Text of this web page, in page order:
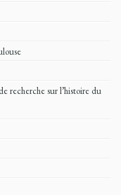
recherche sur l’histoire du